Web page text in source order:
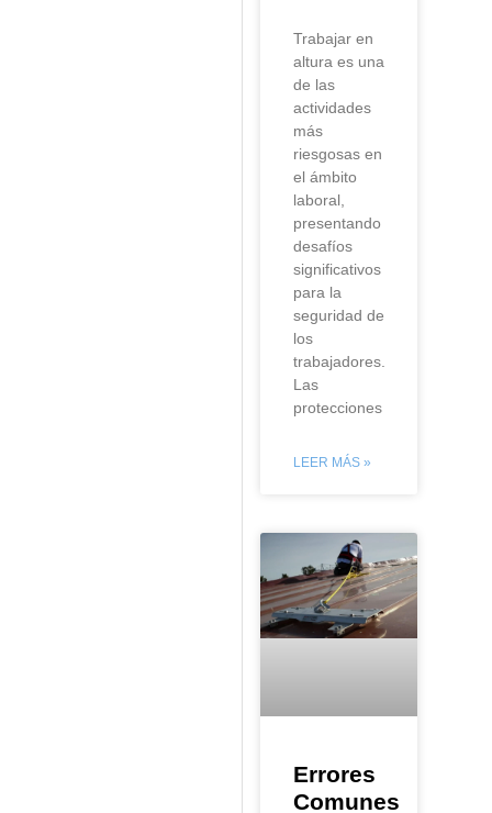
Trabajar en
altura es una
de las
actividades
más
riesgosas en
el ámbito
laboral,
presentando
desafíos
significativos
para la
seguridad de
los
trabajadores.
Las
protecciones
LEER MÁS »
Errores
Comunes